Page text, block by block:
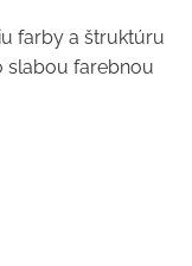
farby a štruktúru
slabou farebnou